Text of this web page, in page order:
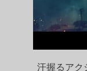
汗握るアク